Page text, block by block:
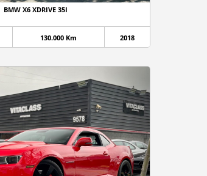
BMW X6 XDRIVE 35I
130.000 Km 2018